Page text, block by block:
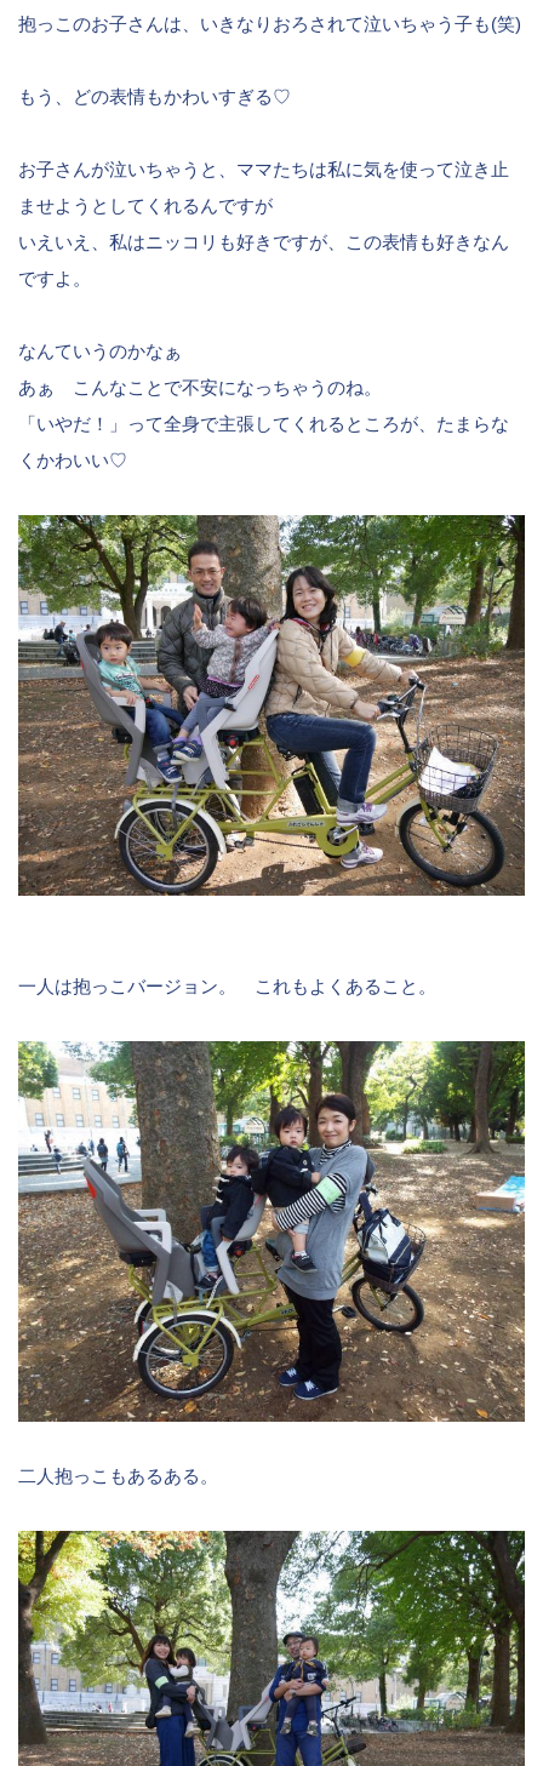
抱っこのお子さんは、いきなりおろされて泣いちゃう子も(笑)
もう、どの表情もかわいすぎる♡
お子さんが泣いちゃうと、ママたちは私に気を使って泣き止
ませようとしてくれるんですが
いえいえ、私はニッコリも好きですが、この表情も好きなん
ですよ。
なんていうのかなぁ
あぁ こんなことで不安になっちゃうのね。
「いやだ！」って全身で主張してくれるところが、たまらな
くかわいい♡
一人は抱っこバージョン。 これもよくあること。
二人抱っこもあるある。